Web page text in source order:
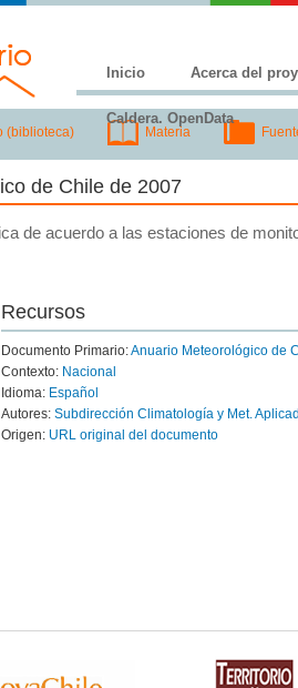
Inicio Acerca del
Caldera. OpenData
(biblioteca) Materia
de Chile de 2007
de acuerdo a las estaciones de
Recursos
Documento Primario:Anuario Meteorológico de
Contexto: Nacional
Idioma: Español
Autores: Subdirección Climatología y Met.
Origen: URL original del documento